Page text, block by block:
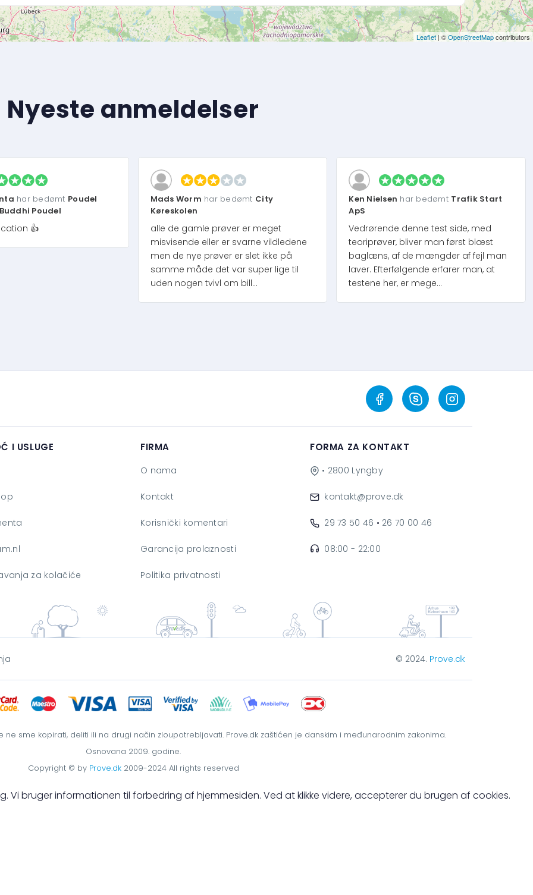
Leaflet | ©OpenStreetMapcontributors
Nyeste anmeldelser
har bedømt Poudel
Poudel
👍
Mads Worm har bedømt City
Køreskolen
alle de gamle prøver er meget
misvisende eller er svarne vildledene
men de nye prøver er slet ikke på
samme måde det var super lige til
uden nogen tvivl om bill...
Ken Nielsen har bedømt Trafik Start
ApS
Vedrørende denne test side, med
teoriprøver, bliver man først blæst
baglæns, af de mængder af fejl man
laver. Efterfølgende erfarer man, at
testene her, er mege...
I USLUGE
za kolačiće
FIRMA
O nama
Kontakt
Korisnički komentari
Garancija prolaznosti
Politika privatnosti
FORMA ZA KONTAKT
• 2800 Lyngby
kontakt@prove.dk
29 73 50 46 • 26 70 00 46
08:00 - 22:00
© 2024. Prove.dk
ne sme kopirati, deliti ili na drugi način zloupotrebljavati. Prove.dk zaštićen je danskim i međunarodnim zakonima.
Osnovana 2009. godine.
Copyright © by Prove.dk2009-2024 All rights reserved
Vi bruger informationen til forbedring af hjemmesiden. Ved at klikke videre, accepterer du brugen af cookies.